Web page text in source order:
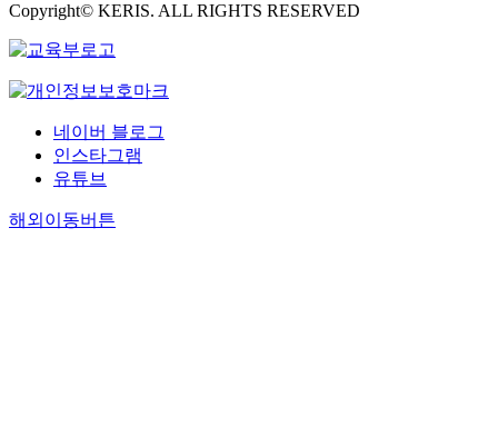
Copyright© KERIS. ALL RIGHTS RESERVED
네이버 블로그
인스타그램
유튜브
해외이동버튼